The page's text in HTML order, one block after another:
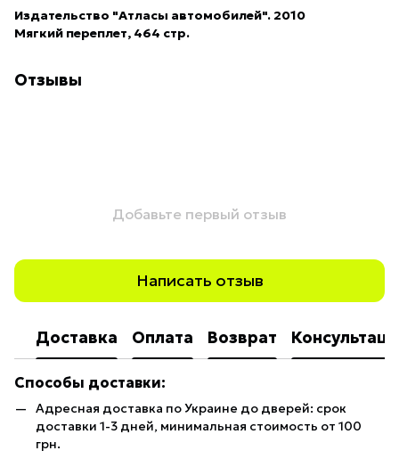
Издательство "Атласы автомобилей". 2010
Мягкий переплет, 464 стр.
Отзывы
Добавьте первый отзыв
Написать отзыв
Доставка Оплата Возврат
Способы доставки:
Адресная доставка по Украине до дверей: срок
доставки 1-3 дней, минимальная стоимость от 100
грн.